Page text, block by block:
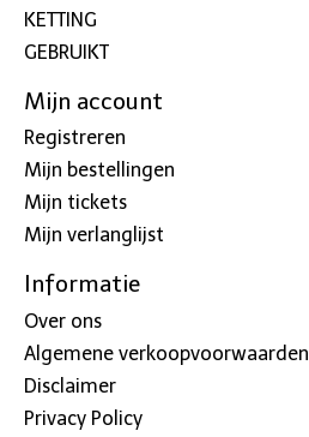
KETTING
GEBRUIKT
Mijn account
Registreren
Mijn bestellingen
Mijn tickets
Mijn verlanglijst
Informatie
Over ons
Algemene verkoopvoorwaarden
Disclaimer
Privacy Policy